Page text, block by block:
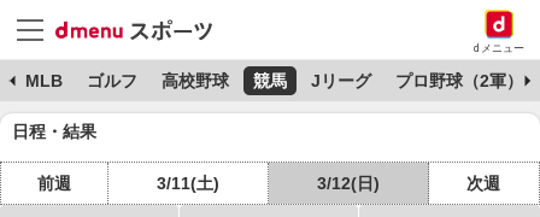
dメニュー
MLB ゴルフ 高校野球 競馬 Jリーグ プロ野球（2軍）
日程・結果
前週 3/11(土) 3/12(日) 次週